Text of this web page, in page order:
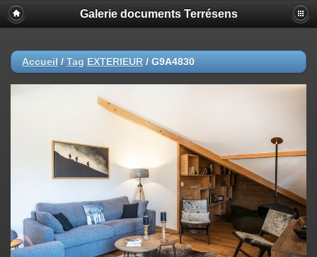
Galerie documents Terrésens
Accueil / Tag EXTERIEUR / G9A4830